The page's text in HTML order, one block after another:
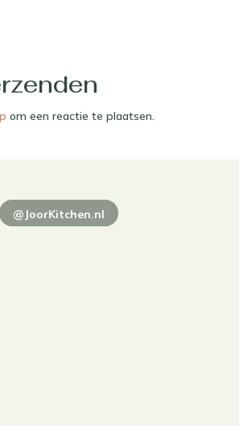
om een reactie te plaatsen.
@JoorKitchen.nl